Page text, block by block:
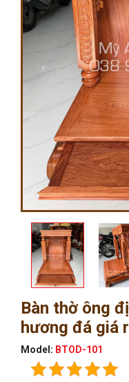
Bàn thờ ông
hương đá giá
Model: BTOD-101